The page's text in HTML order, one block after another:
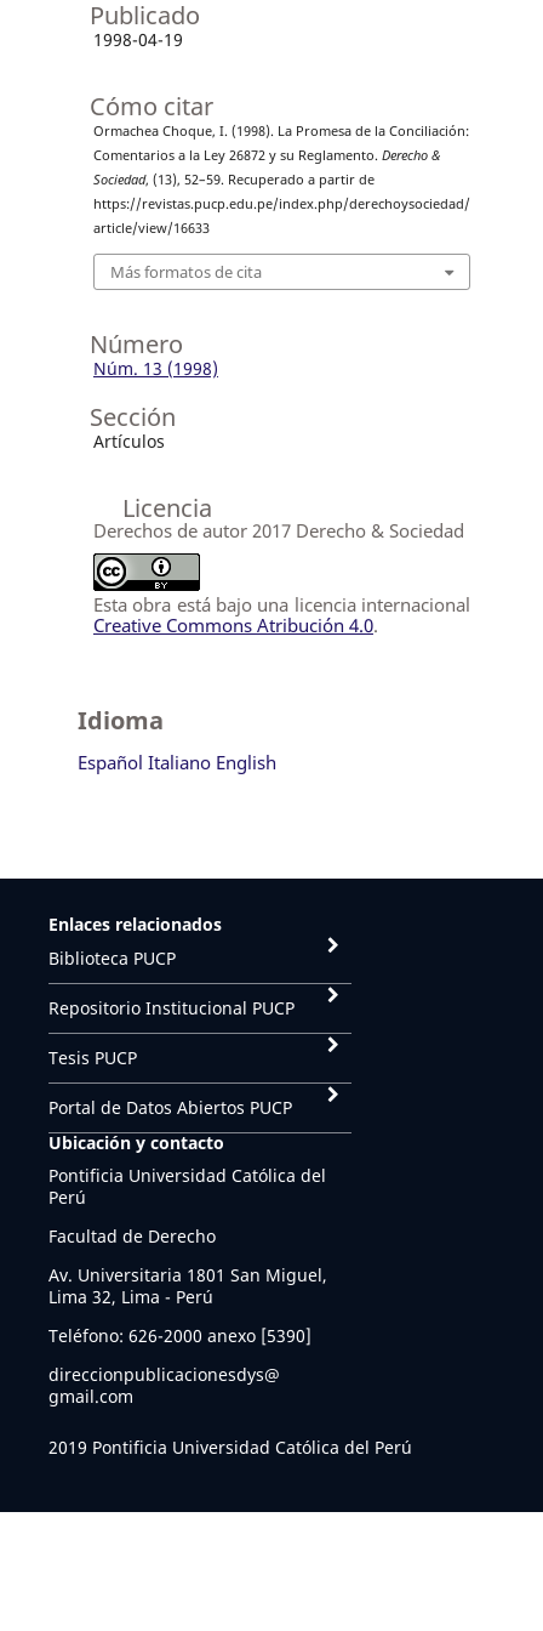
Publicado
1998-04-19
Cómo citar
Ormachea Choque, I. (1998). La Promesa de la Conciliación:
Comentarios a la Ley 26872 y su Reglamento. Derecho &
Sociedad, (13), 52–59. Recuperado a partir de
https://revistas.pucp.edu.pe/index.php/derechoysociedad/
article/view/16633
Más formatos de cita
Número
Núm. 13 (1998)
Sección
Artículos
Licencia
Derechos de autor 2017 Derecho & Sociedad
Esta obra está bajo una licencia internacional
Creative Commons Atribución 4.0.
Idioma
Español Italiano English
Enlaces relacionados
Biblioteca PUCP
Repositorio Institucional PUCP
Tesis PUCP
Portal de Datos Abiertos PUCP
Ubicación y contacto
Pontificia Universidad Católica del
Perú
Facultad de Derecho
Av. Universitaria 1801 San Miguel,
Lima 32, Lima - Perú
Teléfono: 626-2000 anexo [5390]
direccionpublicacionesdys@
gmail.com
2019 Pontificia Universidad Católica del Perú